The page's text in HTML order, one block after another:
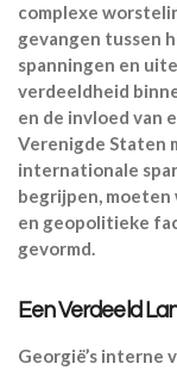
complexe
gevangen tussen
spanningen en
verdeeldheid
en de invloed van
Verenigde Staten
internationale
begrijpen, moeten
en geopolitieke
gevormd.
Een Verdeeld
Georgië’s interne